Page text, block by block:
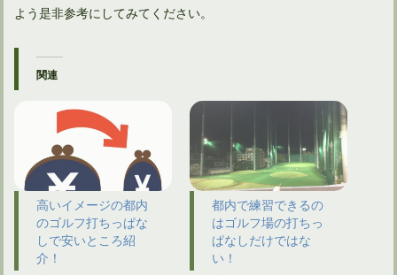
よう是非参考にしてみてください。
関連
高いイメージの都内
のゴルフ打ちっぱな
しで安いところ紹
介！
都内で練習できるの
はゴルフ場の打ちっ
ぱなしだけではな
い！